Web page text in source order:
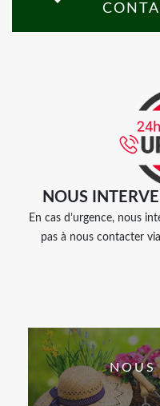
NOUS
En cas d’urgence, nous
pas à nous contacter
NOUS